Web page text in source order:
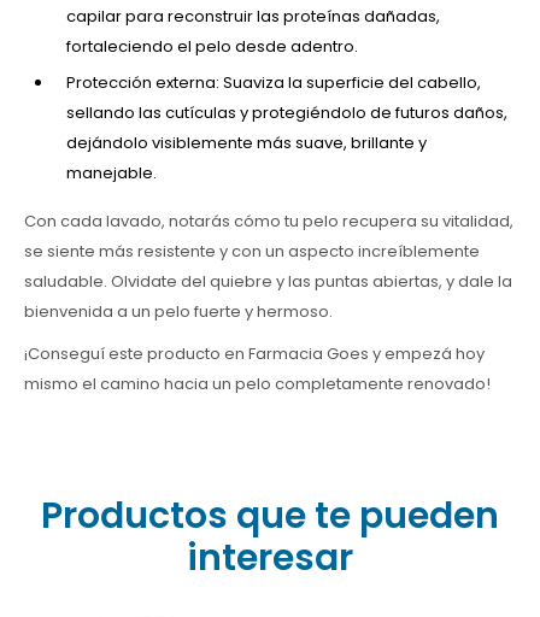
capilar para reconstruir las proteínas dañadas,
fortaleciendo el pelo desde adentro.
Protección externa: Suaviza la superficie del cabello,
sellando las cutículas y protegiéndolo de futuros daños,
dejándolo visiblemente más suave, brillante y
manejable.
Con cada lavado, notarás cómo tu pelo recupera su vitalidad,
se siente más resistente y con un aspecto increíblemente
saludable. Olvidate del quiebre y las puntas abiertas, y dale la
bienvenida a un pelo fuerte y hermoso.
¡Conseguí este producto en Farmacia Goes y empezá hoy
mismo el camino hacia un pelo completamente renovado!
Productos que te pueden
interesar